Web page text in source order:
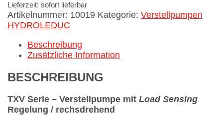
Lieferzeit: sofort lieferbar
Artikelnummer: 10019 Kategorie: Verstellpumpen
HYDROLEDUC
Beschreibung
Zusätzliche Information
BESCHREIBUNG
TXV Serie – Verstellpumpe mit Load Sensing
Regelung / rechsdrehend